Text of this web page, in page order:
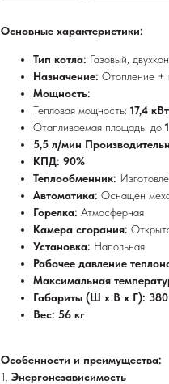
Основные характеристики:
Тип котла: Газовый,
Назначение: Отопление +
Мощность:
Тепловая мощность: 17,4 кВт
Отапливаемая площадь: до
5,5 л/мин
КПД: 90%
Теплообменник:
Автоматика: Оснащен
Горелка: Атмосферная
Камера сгорания:
Установка: Напольная
Рабочее давление
Максимальная
Габариты (Ш x В x Г):
Вес: 56 кг
Особенности и преимущества:
1. Энергонезависимость